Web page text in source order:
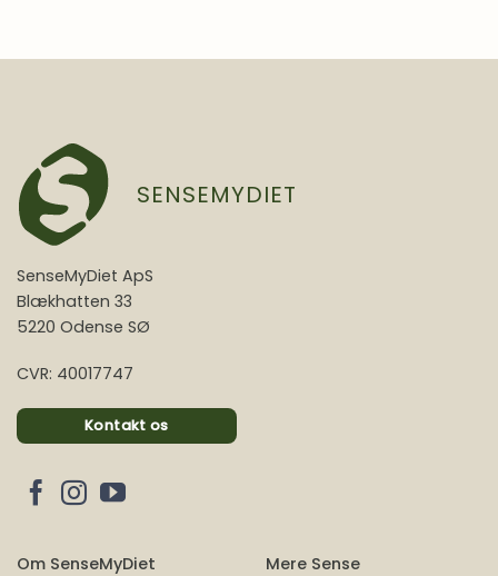
SENSEMYDIET
SenseMyDiet ApS
Blækhatten 33
5220 Odense SØ
CVR: 40017747
Kontakt os
Om SenseMyDiet Mere Sense